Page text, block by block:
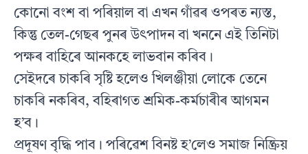
কোনো বংশ বা পৰিয়াল বা এখন গাঁৱৰ ওপৰত ন্যস্ত,
কিন্তু তেল-গেছৰ পুনৰ উৎপাদন বা খননে এই তিনিটা
পক্ষৰ বাহিৰে আনকহে লাভবান কৰিব।
সেইদৰে চাকৰি সৃষ্টি হলেও খিলঞ্জীয়া লোকে তেনে
চাকৰি নকৰিব, বহিৰাগত শ্ৰমিক-কর্মচাৰীৰ আগমন
হ’ব।
প্ৰদূষণ বৃদ্ধি পাব। পৰিৱেশ বিনষ্ট হ’লেও সমাজ নিষ্ক্ৰিয়